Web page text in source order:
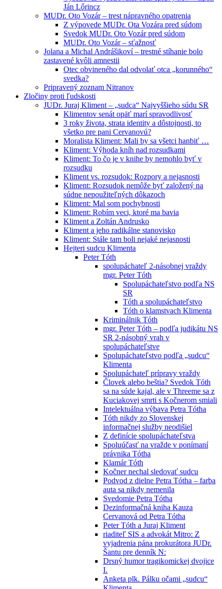
Ján Lőrincz
MUDr. Oto Vozár – trest nápravného opatrenia
Z výpovede MUDr. Ota Vozára pred súdom
Svedok MUDr. Oto Vozár pred súdom
MUDr. Oto Vozár – sťažnosť
Jolana a Michal Andrášikoví – trestné stíhanie bolo
zastavené kvôli amnestii
Otec obvineného dal odvolať otca „korunného“
svedka?
Pripravený zoznam Nitranov
Zločiny proti ľudskosti
JUDr. Juraj Kliment – „sudca“ Najvyššieho súdu SR
Klimentov senát opäť marí spravodlivosť
3 roky života, strata identity a dôstojnosti, to
všetko pre pani Cervanovú?
Moralista Kliment: Mali by sa všetci hanbiť …
Kliment: Výhoda kníh nad rozsudkami
Kliment: To čo je v knihe by nemohlo byť v
rozsudku
Kliment vs. rozsudok: Rozpory a nejasnosti
Kliment: Rozsudok nemôže byť založený na
súdne nepoužiteľných dôkazoch
Kliment: Mal som pochybnosti
Kliment: Robím veci, ktoré ma bavia
Kliment a Zoltán Andrusko
Kliment a jeho radikálne stanovisko
Kliment: Stále tam boli nejaké nejasnosti
Hejteri sudcu Klimenta
Peter Tóth
spolupáchateľ 2-násobnej vraždy
mgr. Peter Tóth
Spolupáchateľstvo podľa NS
SR
Tóth a spolupáchateľstvo
Tóth o klamstvach Klimenta
Kriminálnik Tóth
mgr. Peter Tóth – podľa judikátu NS
SR 2-násobný vrah v
spolupáchateľstve
Spolupáchateľstvo podľa „sudcu“
Klimenta
Spolupáchateľ prípravy vraždy
Človek alebo beštia? Svedok Tóth
sa na súde kajal, ale v Threeme sa z
Kuciakovej smrti s Kočnerom smiali
Intelektuálna výbava Petra Tótha
Tóth nikdy zo Slovenskej
informačnej služby neodišiel
Z definície spolupáchateľstva
Spoluúčasť na vražde v ponímaní
právnika Tótha
Klamár Tóth
Kočner nechal sledovať sudcu
Podvod z dielne Petra Tótha – farba
auta sa nikdy nemenila
Svedomie Petra Tótha
Dezinformačná kniha Kauza
Cervanová od Petra Tótha
Peter Tóth a Juraj Kliment
riaditeľ SIS a advokát Mitro: Z
vyjadrenia pána prokurátora JUDr.
Šantu pre denník N:
Drsný humor tragikomickej dvojice
I.
Anketa plk. Pálku očami „sudcu“